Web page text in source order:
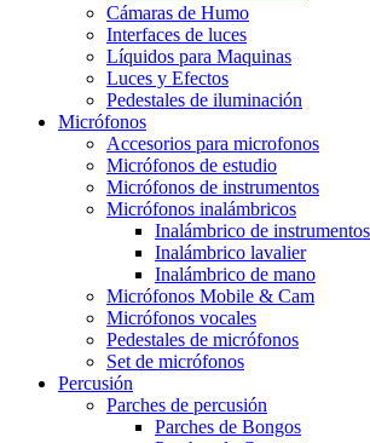
Cámaras de Humo
Interfaces de luces
Líquidos para Maquinas
Luces y Efectos
Pedestales de iluminación
Micrófonos
Accesorios para microfonos
Micrófonos de estudio
Micrófonos de instrumentos
Micrófonos inalámbricos
Inalámbrico de instrumentos
Inalámbrico lavalier
Inalámbrico de mano
Micrófonos Mobile & Cam
Micrófonos vocales
Pedestales de micrófonos
Set de micrófonos
Percusión
Parches de percusión
Parches de Bongos